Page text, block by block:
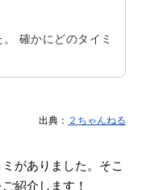
確かにどのタイミ
出典： ２ちゃんねる
がありました。そこ
紹介します！